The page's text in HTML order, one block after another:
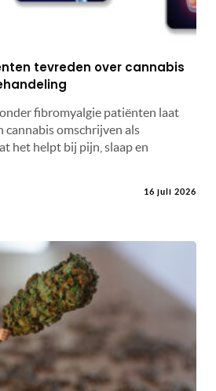
tevreden over cannabis
fibromyalgie patiënten laat
cannabis omschrijven als
het helpt bij pijn, slaap en
16 juli 2026